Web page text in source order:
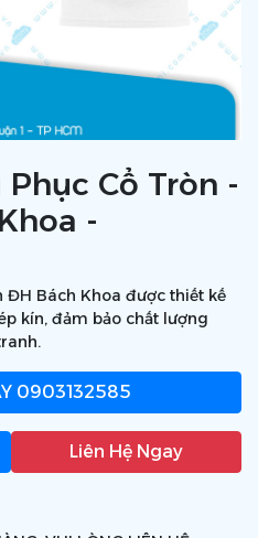
Cổ Tròn -
-
ĐH Bách Khoa được thiết kế
kín, đảm bảo chất lượng
0903132585
Liên Hệ Ngay